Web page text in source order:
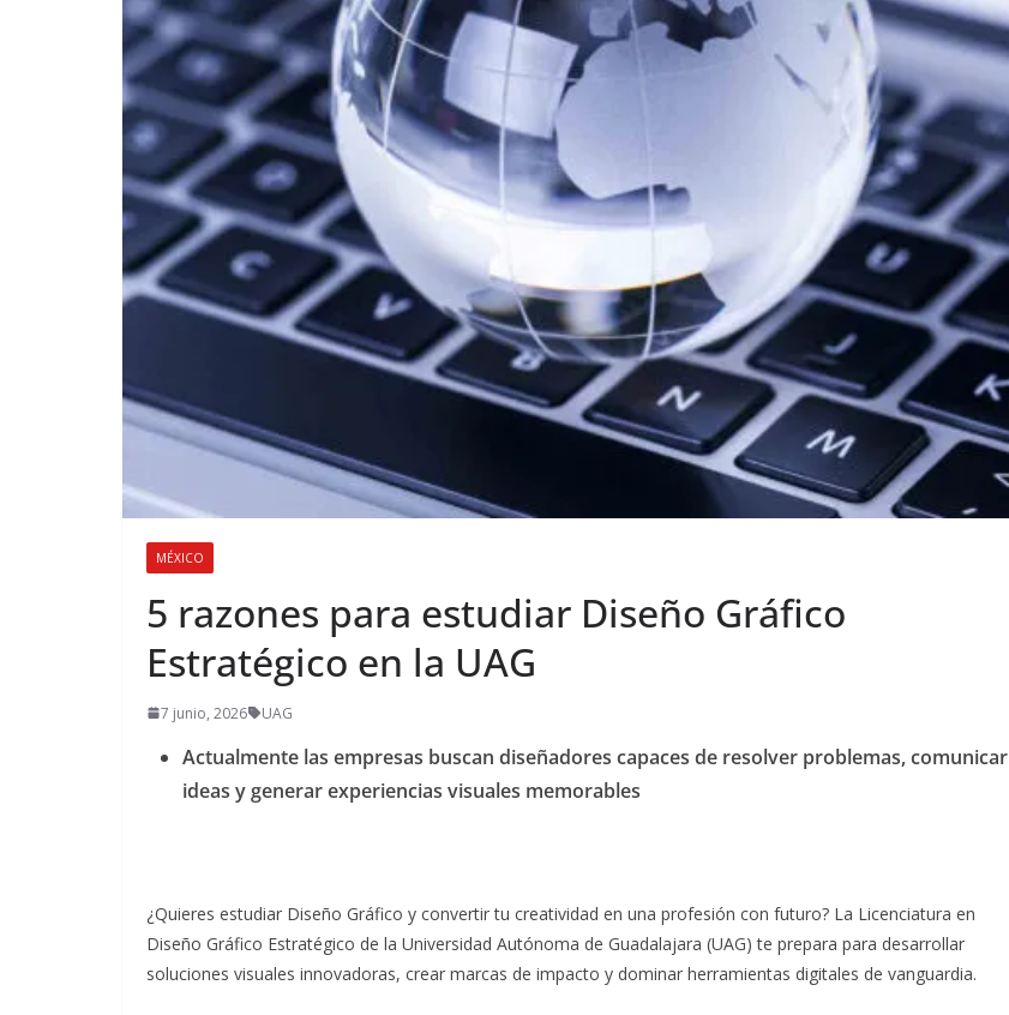
MÉXICO
5 razones para estudiar Diseño Gráfico
Estratégico en la UAG
7 junio, 2026 UAG
Actualmente las empresas buscan diseñadores capaces de resolver problemas, comunicar
ideas y generar experiencias visuales memorables
¿Quieres estudiar Diseño Gráfico y convertir tu creatividad en una profesión con futuro? La Licenciatura en
Diseño Gráfico Estratégico de la Universidad Autónoma de Guadalajara (UAG) te prepara para desarrollar
soluciones visuales innovadoras, crear marcas de impacto y dominar herramientas digitales de vanguardia.